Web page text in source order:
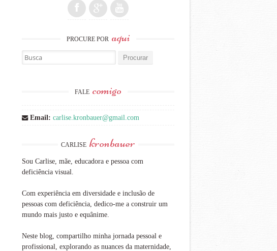
PROCURE POR aqui
Busca por:
FALE comigo
Email: carlise.kronbauer@gmail.com
CARLISE kronbauer
Sou Carlise, mãe, educadora e pessoa com
deficiência visual.
Com experiência em diversidade e inclusão de
pessoas com deficiência, dedico-me a construir um
mundo mais justo e equânime.
Neste blog, compartilho minha jornada pessoal e
profissional, explorando as nuances da maternidade,